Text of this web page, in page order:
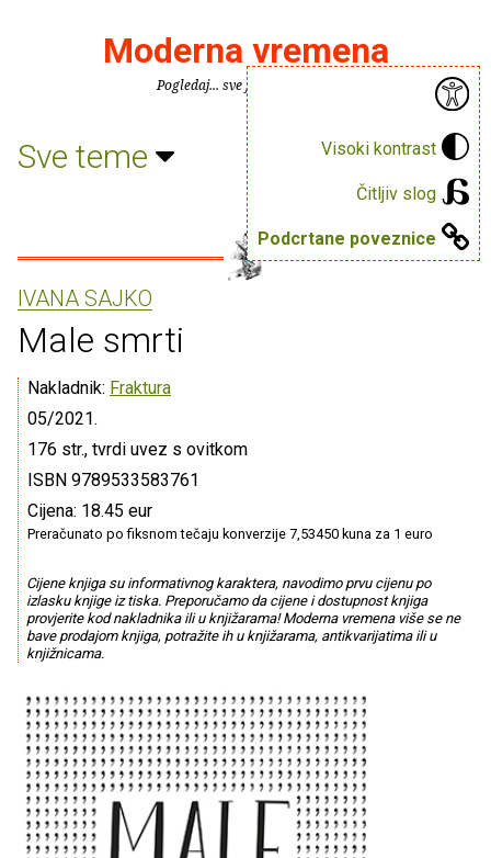
Visoki kontrast
Čitljiv slog
Podcrtane poveznice
Moderna vremena
Pogledaj... sve je puno knjiga.
Sve teme
IVANA SAJKO
Male smrti
Nakladnik: Fraktura
05/2021.
176 str., tvrdi uvez s ovitkom
ISBN 9789533583761
Cijena: 18.45 eur
Preračunato po fiksnom tečaju konverzije 7,53450 kuna za 1 euro
Cijene knjiga su informativnog karaktera, navodimo prvu cijenu po
izlasku knjige iz tiska. Preporučamo da cijene i dostupnost knjiga
provjerite kod nakladnika ili u knjižarama! Moderna vremena više se ne
bave prodajom knjiga, potražite ih u knjižarama, antikvarijatima ili u
knjižnicama.